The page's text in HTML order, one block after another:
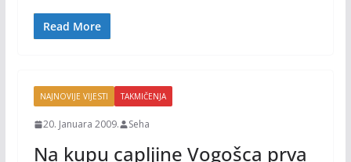
o
o
Read More
NAJNOVIJE VIJESTI TAKMIČENJA
20. Januara 2009. Seha
Na kupu capljine Vogošca prva